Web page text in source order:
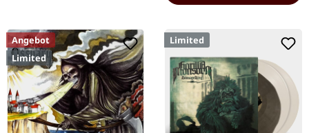
Angebot
Limited
Limited